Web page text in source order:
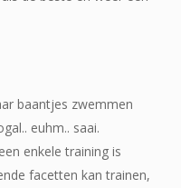
baantjes zwemmen
euhm.. saai.
enkele training is
facetten kan trainen,